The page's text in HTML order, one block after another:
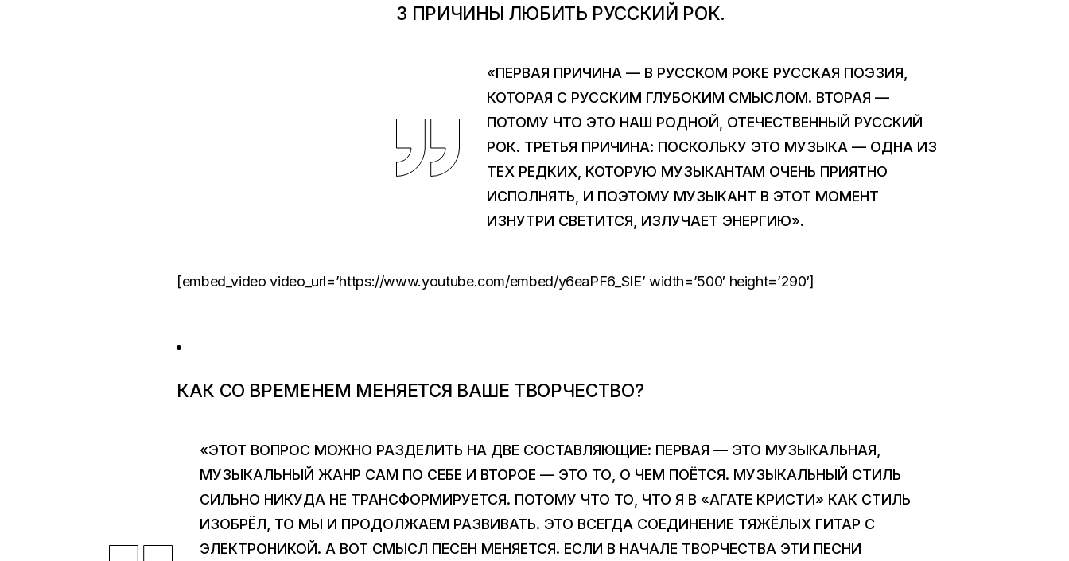
3 ПРИЧИНЫ ЛЮБИТЬ РУССКИЙ РОК.
«ПЕРВАЯ ПРИЧИНА — В РУССКОМ РОКЕ РУССКАЯ ПОЭЗИЯ,
КОТОРАЯ С РУССКИМ ГЛУБОКИМ СМЫСЛОМ. ВТОРАЯ —
ПОТОМУ ЧТО ЭТО НАШ РОДНОЙ, ОТЕЧЕСТВЕННЫЙ РУССКИЙ
РОК. ТРЕТЬЯ ПРИЧИНА: ПОСКОЛЬКУ ЭТО МУЗЫКА — ОДНА ИЗ
ТЕХ РЕДКИХ, КОТОРУЮ МУЗЫКАНТАМ ОЧЕНЬ ПРИЯТНО
ИСПОЛНЯТЬ, И ПОЭТОМУ МУЗЫКАНТ В ЭТОТ МОМЕНТ
ИЗНУТРИ СВЕТИТСЯ, ИЗЛУЧАЕТ ЭНЕРГИЮ».
[embed_video video_url=’https://www.youtube.com/embed/y6eaPF6_SIE’ width=’500′ height=’290′]
КАК СО ВРЕМЕНЕМ МЕНЯЕТСЯ ВАШЕ ТВОРЧЕСТВО?
«ЭТОТ ВОПРОС МОЖНО РАЗДЕЛИТЬ НА ДВЕ СОСТАВЛЯЮЩИЕ: ПЕРВАЯ — ЭТО МУЗЫКАЛЬНАЯ,
МУЗЫКАЛЬНЫЙ ЖАНР САМ ПО СЕБЕ И ВТОРОЕ — ЭТО ТО, О ЧЕМ ПОЁТСЯ. МУЗЫКАЛЬНЫЙ СТИЛЬ
СИЛЬНО НИКУДА НЕ ТРАНСФОРМИРУЕТСЯ. ПОТОМУ ЧТО ТО, ЧТО Я В «АГАТЕ КРИСТИ» КАК СТИЛЬ
ИЗОБРЁЛ, ТО МЫ И ПРОДОЛЖАЕМ РАЗВИВАТЬ. ЭТО ВСЕГДА СОЕДИНЕНИЕ ТЯЖЁЛЫХ ГИТАР С
ЭЛЕКТРОНИКОЙ. А ВОТ СМЫСЛ ПЕСЕН МЕНЯЕТСЯ. ЕСЛИ В НАЧАЛЕ ТВОРЧЕСТВА ЭТИ ПЕСНИ